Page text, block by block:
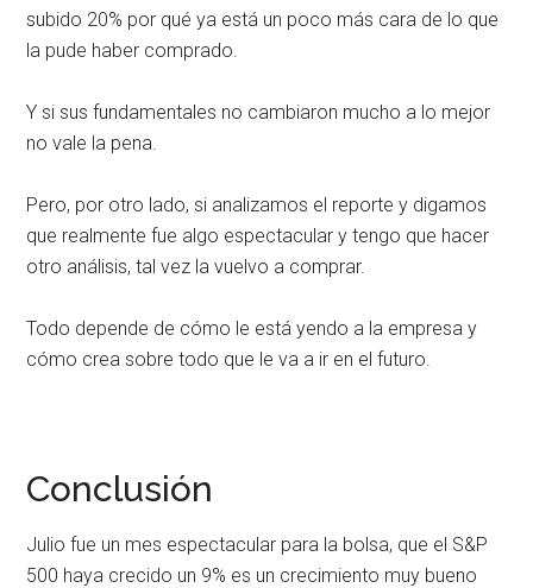
subido 20% por qué ya está un poco más cara de lo que
la pude haber comprado.
Y si sus fundamentales no cambiaron mucho a lo mejor
no vale la pena.
Pero, por otro lado, si analizamos el reporte y digamos
que realmente fue algo espectacular y tengo que hacer
otro análisis, tal vez la vuelvo a comprar.
Todo depende de cómo le está yendo a la empresa y
cómo crea sobre todo que le va a ir en el futuro.
Conclusión
Julio fue un mes espectacular para la bolsa, que el S&P
500 haya crecido un 9% es un crecimiento muy bueno